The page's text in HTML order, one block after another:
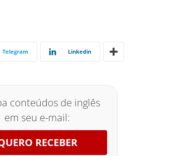
Telegram Linkedin
conteúdos de inglês
em seu e-mail:
RECEBER